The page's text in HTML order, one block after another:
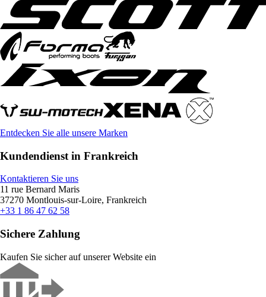
Entdecken Sie alle unsere Marken
Kundendienst in Frankreich
Kontaktieren Sie uns
11 rue Bernard Maris
37270 Montlouis-sur-Loire, Frankreich
+33 1 86 47 62 58
Sichere Zahlung
Kaufen Sie sicher auf unserer Website ein